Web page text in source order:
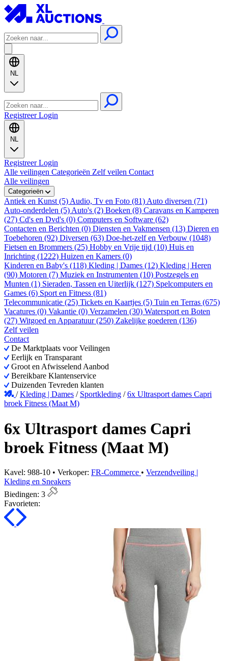
NL
RegistreerLogin
NL
RegistreerLogin
Alle veilingen Categorieën Zelf veilen Contact
Alle veilingen
Categorieën
Antiek en Kunst (5) Audio, Tv en Foto (81) Auto diversen (71)
Auto-onderdelen (5) Auto's (2) Boeken (8) Caravans en Kamperen
(27) Cd's en Dvd's (0) Computers en Software (62)
Contacten en Berichten (0) Diensten en Vakmensen (13) Dieren en
Toebehoren (92) Diversen (63) Doe-het-zelf en Verbouw (1048)
Fietsen en Brommers (25) Hobby en Vrije tijd (10) Huis en
Inrichting (1222) Huizen en Kamers (0)
Kinderen en Baby's (118) Kleding | Dames (12) Kleding | Heren
(90) Motoren (7) Muziek en Instrumenten (10) Postzegels en
Munten (1) Sieraden, Tassen en Uiterlijk (127) Spelcomputers en
Games (6) Sport en Fitness (81)
Telecommunicatie (25) Tickets en Kaartjes (5) Tuin en Terras (675)
Vacatures (0) Vakantie (0) Verzamelen (30) Watersport en Boten
(27) Witgoed en Apparatuur (250) Zakelijke goederen (136)
Zelf veilen
Contact
De Marktplaats voor Veilingen
Eerlijk en Transparant
Groot en Afwisselend Aanbod
Bereikbare Klantenservice
Duizenden Tevreden klanten
/Kleding | Dames / Sportkleding /6x Ultrasport dames Capri
broek Fitness (Maat M)
6x Ultrasport dames Capri
broek Fitness (Maat M)
Kavel: 988-10 • Verkoper: FR-Commerce • Verzendveiling |
Kleding en Sneakers
Biedingen: 3
Favorieten: